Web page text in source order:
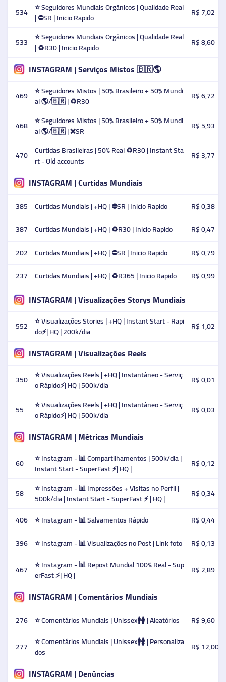
534 ⭐ Seguidores Mundiais Orgânicos | Qualidade Real
| ⛔SR | Inicio Rapido
R$ 7,02
533 ⭐ Seguidores Mundiais Orgânicos | Qualidade Real
| ♻️R30 | Inicio Rapido
R$ 8,60
INSTAGRAM | Serviços Mistos 🇧🇷🌎
469 ⭐ Seguidores Mistos | 50% Brasileiro + 50% Mundi
al 🌎/🇧🇷 | ♻️R30
R$ 6,72
468 ⭐ Seguidores Mistos | 50% Brasileiro + 50% Mundi
al 🌎/🇧🇷 | ❌SR
R$ 5,93
470 Curtidas Brasileiras | 50% Real ♻️R30 | Instant Sta
rt - Old accounts
R$ 3,77
INSTAGRAM | Curtidas Mundiais
385 Curtidas Mundiais | +HQ | ⛔SR | Inicio Rapido
R$ 0,38
387 Curtidas Mundiais | +HQ | ♻️R30 | Inicio Rapido
R$ 0,47
202 Curtidas Mundiais | +HQ | ⛔SR | Inicio Rapido
R$ 0,79
237 Curtidas Mundiais | +HQ | ♻️R365 | Inicio Rapido R$ 0,99
INSTAGRAM | Visualizações Storys Mundiais
552 ⭐ Visualizações Stories | +HQ | Instant Start - Rapi
do⚡️| HQ | 200k/dia
R$ 1,02
INSTAGRAM | Visualizações Reels
350 ⭐ Visualizações Reels | +HQ | Instantâneo - Serviç
o Rápido⚡️| HQ | 500k/dia
R$ 0,01
55
⭐ Visualizações Reels | +HQ | Instantâneo - Serviç
o Rápido⚡️| HQ | 500k/dia
R$ 0,03
INSTAGRAM | Métricas Mundiais
60
⭐️ Instagram - 📊 Compartilhamentos | 500k/dia |
Instant Start - SuperFast ⚡️| HQ |
R$ 0,12
58
⭐️ Instagram - 📊 Impressões + Visitas no Perfil |
500k/dia | Instant Start - SuperFast ⚡️ | HQ |
R$ 0,34
406 ⭐️ Instagram - 📊 Salvamentos Rápido
R$ 0,44
396 ⭐️ Instagram - 📊 Visualizações no Post | Link foto
R$ 0,13
467 ⭐️ Instagram - 📊 Repost Mundial 100% Real - Sup
erFast ⚡️| HQ |
R$ 2,89
INSTAGRAM | Comentários Mundiais
276 ⭐️ Comentários Mundiais | Unissex🚹🚺 | Aleatórios
R$ 9,60
277 ⭐️ Comentários Mundiais | Unissex🚹🚺 | Personaliza
dos
R$ 12,00
INSTAGRAM | Denúncias